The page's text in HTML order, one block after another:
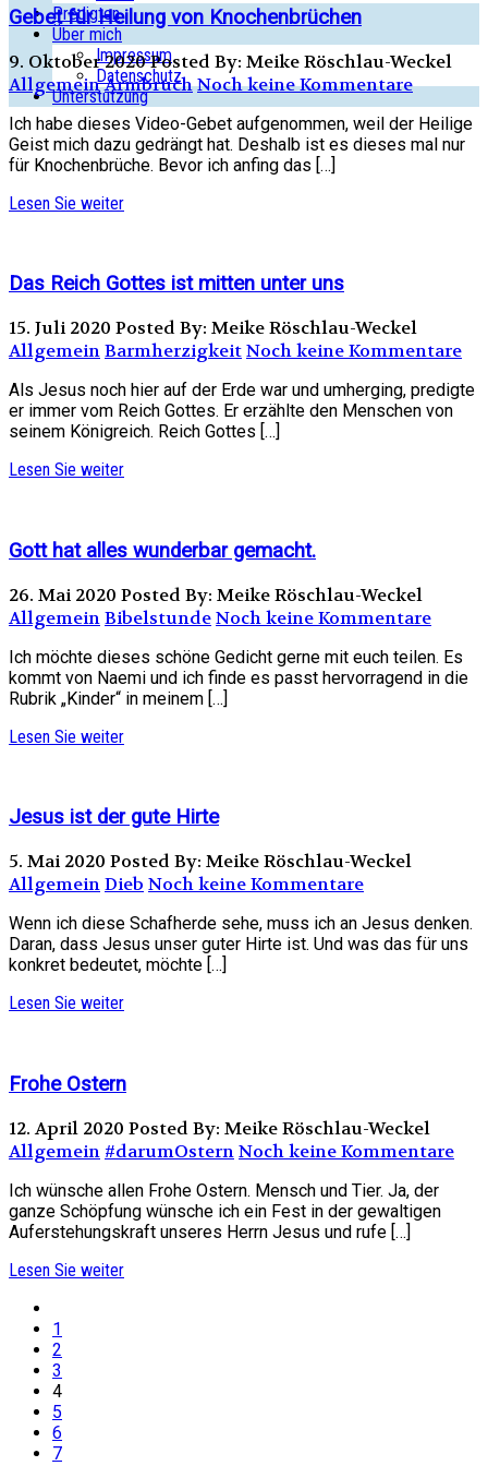
Predigten
Über mich
Impressum
Datenschutz
Unterstützung
Gebet für Heilung von Knochenbrüchen
9. Oktober 2020Posted By: Meike Röschlau-Weckel
AllgemeinArmbruchNoch keine Kommentare
Ich habe dieses Video-Gebet aufgenommen, weil der Heilige
Geist mich dazu gedrängt hat. Deshalb ist es dieses mal nur
für Knochenbrüche. Bevor ich anfing das […]
Lesen Sie weiter
Das Reich Gottes ist mitten unter uns
15. Juli 2020 Posted By: Meike Röschlau-Weckel
AllgemeinBarmherzigkeitNoch keine Kommentare
Als Jesus noch hier auf der Erde war und umherging, predigte
er immer vom Reich Gottes. Er erzählte den Menschen von
seinem Königreich. Reich Gottes […]
Lesen Sie weiter
Gott hat alles wunderbar gemacht.
26. Mai 2020 Posted By: Meike Röschlau-Weckel
AllgemeinBibelstundeNoch keine Kommentare
Ich möchte dieses schöne Gedicht gerne mit euch teilen. Es
kommt von Naemi und ich finde es passt hervorragend in die
Rubrik „Kinder“ in meinem […]
Lesen Sie weiter
Jesus ist der gute Hirte
5. Mai 2020 Posted By: Meike Röschlau-Weckel
AllgemeinDieb Noch keine Kommentare
Wenn ich diese Schafherde sehe, muss ich an Jesus denken.
Daran, dass Jesus unser guter Hirte ist. Und was das für uns
konkret bedeutet, möchte […]
Lesen Sie weiter
Frohe Ostern
12. April 2020 Posted By: Meike Röschlau-Weckel
Allgemein #darumOsternNoch keine Kommentare
Ich wünsche allen Frohe Ostern. Mensch und Tier. Ja, der
ganze Schöpfung wünsche ich ein Fest in der gewaltigen
Auferstehungskraft unseres Herrn Jesus und rufe […]
Lesen Sie weiter
1
2
3
4
5
6
7